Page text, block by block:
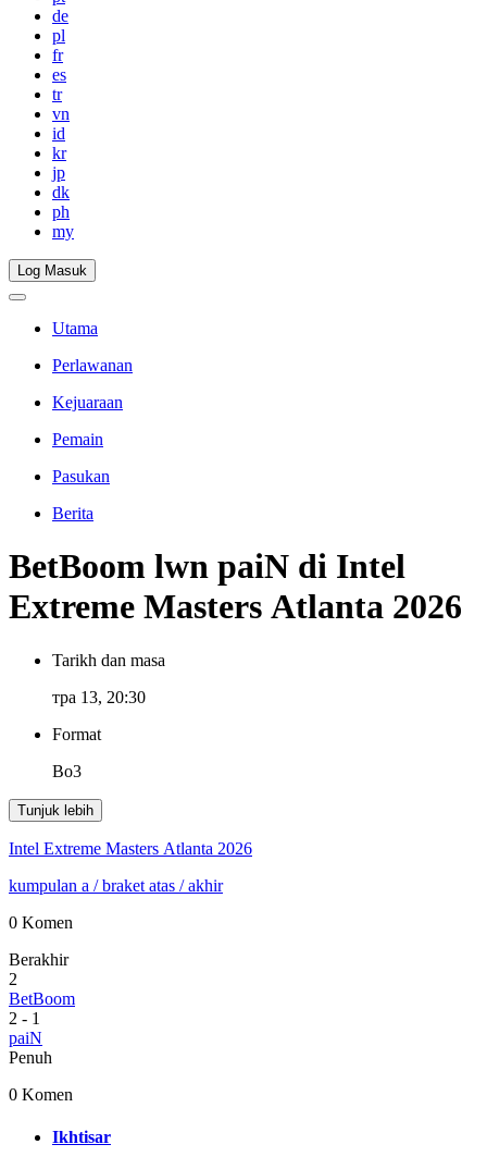
de
pl
fr
es
tr
vn
id
kr
jp
dk
ph
my
Log Masuk
Utama
Perlawanan
Kejuaraan
Pemain
Pasukan
Berita
BetBoom lwn paiN di Intel
Extreme Masters Atlanta 2026
Tarikh dan masa
тра 13, 20:30
Format
Bo3
Tunjuk lebih
Intel Extreme Masters Atlanta 2026
kumpulan a / braket atas / akhir
0 Komen
Berakhir
2
BetBoom
2 - 1
paiN
Penuh
0 Komen
Ikhtisar